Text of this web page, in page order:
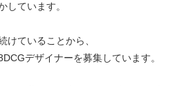
しています。
けていることから、
デザイナーを募集しています。